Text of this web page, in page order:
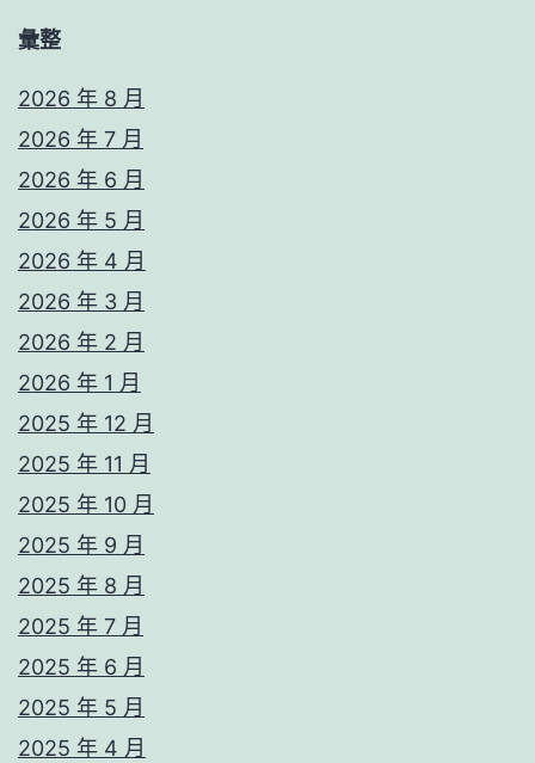
彙整
2026 年 8 月
2026 年 7 月
2026 年 6 月
2026 年 5 月
2026 年 4 月
2026 年 3 月
2026 年 2 月
2026 年 1 月
2025 年 12 月
2025 年 11 月
2025 年 10 月
2025 年 9 月
2025 年 8 月
2025 年 7 月
2025 年 6 月
2025 年 5 月
2025 年 4 月